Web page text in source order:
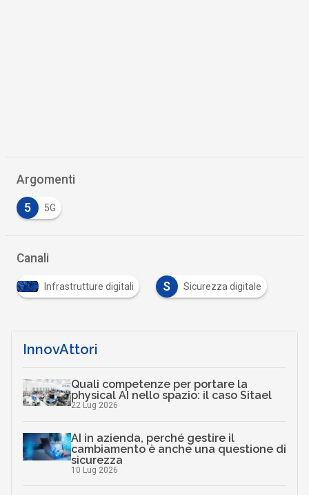
Argomenti
5 5G
Canali
Infrastrutture digitali S Sicurezza digitale
InnovAttori
Quali competenze per portare la
physical AI nello spazio: il caso Sitael
22 Lug 2026
AI in azienda, perché gestire il
cambiamento è anche una questione di
sicurezza
10 Lug 2026